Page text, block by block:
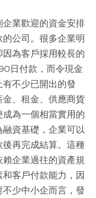
業歡迎的資金安排
公司。很多企業明
為客戶採用較長的
日付款，而令現金
不少已開出的發
、租金、供應商貨
為一個相當實用的
資基礎，企業可以
再完成結算。這種
企業過往的資產規
客戶付款能力，因
少中小企而言，發